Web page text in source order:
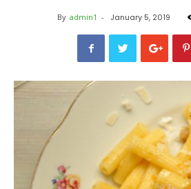
By admin1 - January 5, 2019